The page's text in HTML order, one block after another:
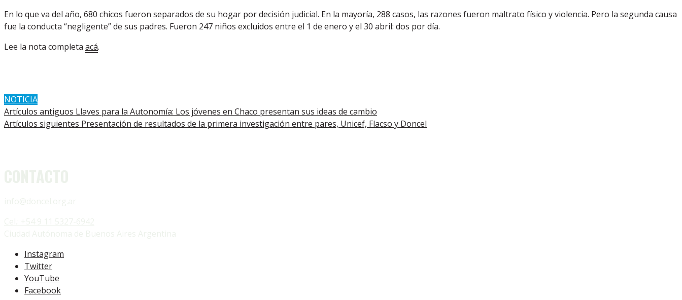
En lo que va del año, 680 chicos fueron separados de su hogar por decisión judicial. En la mayoría, 288 casos, las razones fueron maltrato físico y violencia. Pero la segunda causa
fue la conducta “negligente” de sus padres. Fueron 247 niños excluidos entre el 1 de enero y el 30 abril: dos por día.
Lee la nota completa acá.
NOTICIA
Artículos antiguos Llaves para la Autonomía: Los jóvenes en Chaco presentan sus ideas de cambio
Artículos siguientes Presentación de resultados de la primera investigación entre pares, Unicef, Flacso y Doncel
Instagram
Twitter
YouTube
Facebook